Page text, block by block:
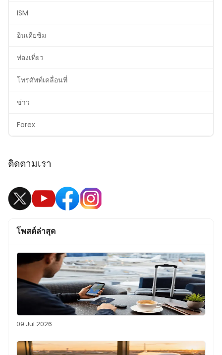
ISM
อินเดียซิม
ท่องเที่ยว
โทรศัพท์เคลื่อนที่
ข่าว
Forex
ติดตามเรา
โพสต์ล่าสุด
09 Jul 2026